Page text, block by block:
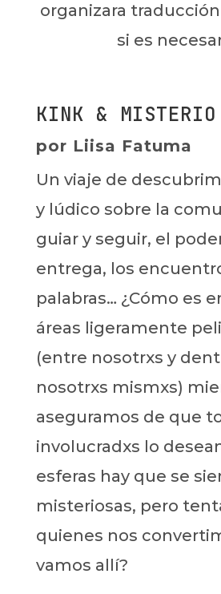
organizara
si es
KINK & MISTERIO
por Liisa Fatuma
Un viaje de
y lúdico sobre la
guiar y seguir, el
entrega, los
palabras… ¿Cómo es
áreas ligeramente
(entre nosotrxs y
nosotrxs mismxs)
aseguramos de que
involucradxs lo
esferas hay que se
misteriosas, pero
quienes nos
vamos allí?